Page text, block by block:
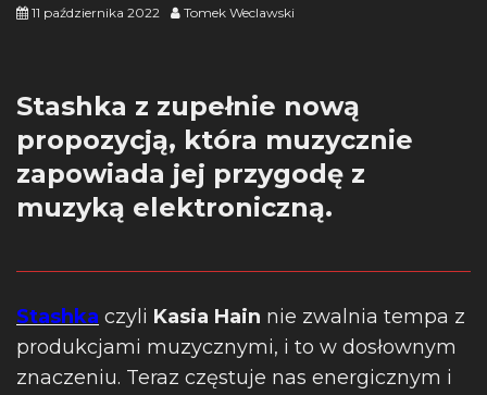
11 października 2022 Tomek Weclawski
Stashka z zupełnie nową
propozycją, która muzycznie
zapowiada jej przygodę z
muzyką elektroniczną.
Stashka czyli Kasia Hain nie zwalnia tempa z
produkcjami muzycznymi, i to w dosłownym
znaczeniu. Teraz częstuje nas energicznym i